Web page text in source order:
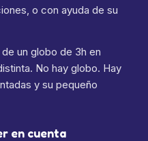
o con ayuda de su
un globo de 3h en
No hay globo. Hay
y su pequeño
en cuenta